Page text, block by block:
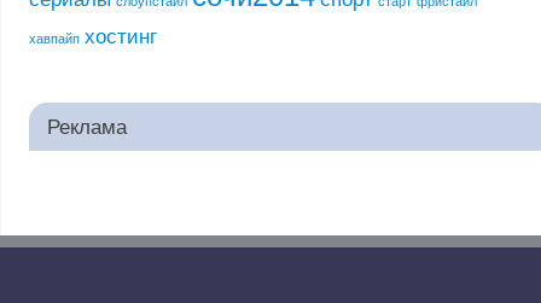
хавпайп хостинг
Реклама